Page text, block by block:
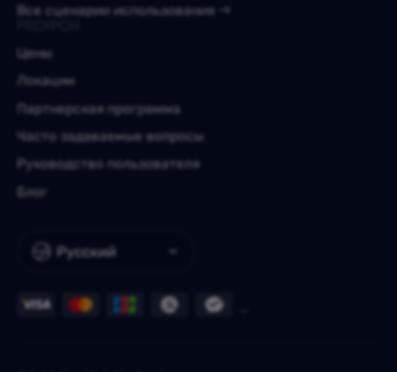
Русский
Все сценарии использования
Цены
Локации
Партнерская программа
Часто задаваемые вопросы
Руководство пользователя
Блог